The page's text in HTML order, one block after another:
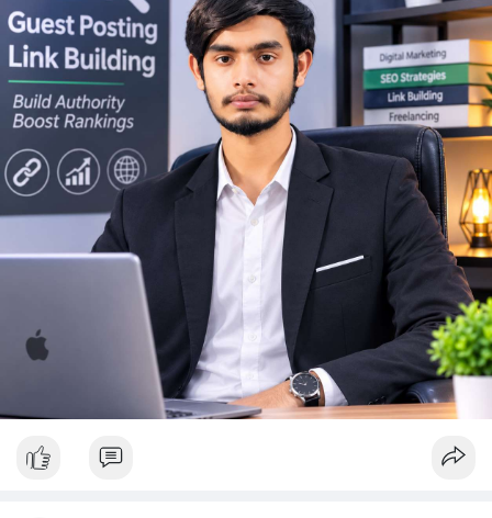
Lời khuyên ngắn gọn cho nhà đầu tư nhỏ lẻ: Theo dõi sát biến
động thanh khoản trên các sàn lớn trong 24-48 giờ tới. Không
nên FOMO hoặc hoảng loạn bán tháo khi thấy lệnh chuyển lớn.
Hãy đặt lệnh dừng lỗ hợp lý và chờ xác nhận xu hướng rõ ràng
trước khi vào lệnh mới.
#10btc #650kusd #chotloinganhan
#tichluydaihan
#btcmempool